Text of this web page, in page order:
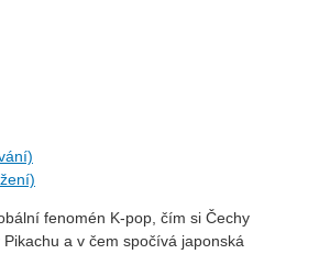
fenomén K-pop, čím si Čechy
a v čem spočívá japonská